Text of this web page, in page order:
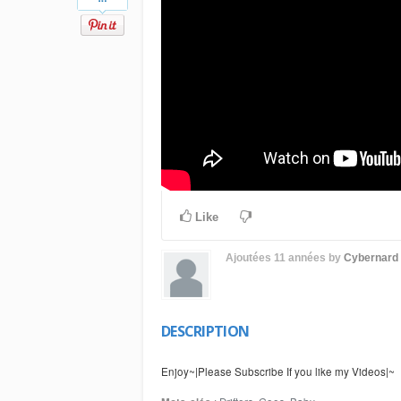
Like
Ajoutées 11 années by Cybernard
DESCRIPTION
Enjoy~|Please Subscribe If you like my Videos|~